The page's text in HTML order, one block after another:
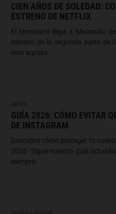
CIEN AÑOS DE SOLEDAD:
ESTRENO DE NETFLIX
El ferrocarril llega a Macondo:
estreno de la segunda parte de
este agosto.
GUÍA 2026: CÓMO EVITAR
DE INSTAGRAM
Descubre cómo proteger tu
2026. Sigue nuestra guía
siempre.